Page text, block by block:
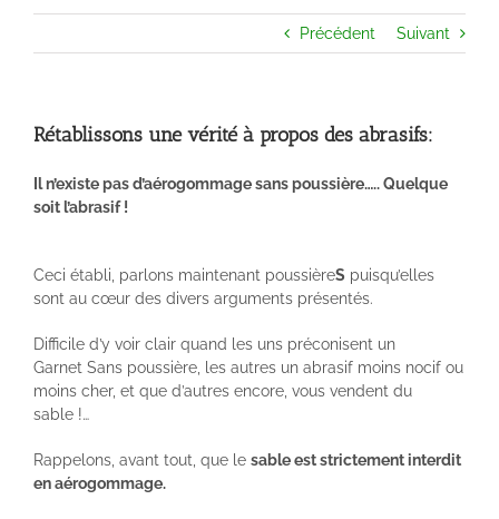
Précédent Suivant
Rétablissons une vérité à propos des abrasifs:
Il n’existe pas d’aérogommage sans poussière….. Quelque
soit l’abrasif !
Ceci établi, parlons maintenant poussièreS puisqu’elles
sont au cœur des divers arguments présentés.
Difficile d’y voir clair quand les uns préconisent un
Garnet Sans poussière, les autres un abrasif moins nocif ou
moins cher, et que d’autres encore, vous vendent du
sable !…
Rappelons, avant tout, que le sable est strictement interdit
en aérogommage.